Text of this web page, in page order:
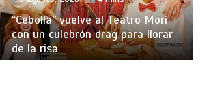
“Cebolla” vuelve al Teatro Mori
con un culebrón drag para llorar
de la risa